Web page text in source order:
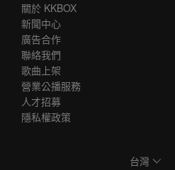
關於 KKBOX
新聞中心
廣告合作
聯絡我們
歌曲上架
營業公播服務
人才招募
隱私權政策
台灣